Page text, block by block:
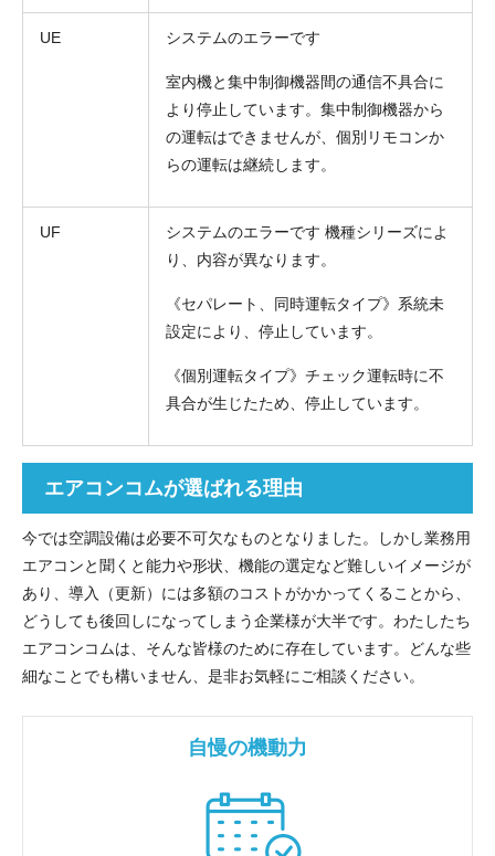
UE システムのエラーです
室内機と集中制御機器間の通信不具合に
より停止しています。集中制御機器から
の運転はできませんが、個別リモコンか
らの運転は継続します。
UF
システムのエラーです 機種シリーズによ
り、内容が異なります。
《セパレート、同時運転タイプ》系統未
設定により、停止しています。
《個別運転タイプ》チェック運転時に不
具合が生じたため、停止しています。
エアコンコムが選ばれる理由
今では空調設備は必要不可欠なものとなりました。しかし業務用
エアコンと聞くと能力や形状、機能の選定など難しいイメージが
あり、導入（更新）には多額のコストがかかってくることから、
どうしても後回しになってしまう企業様が大半です。わたしたち
エアコンコムは、そんな皆様のために存在しています。どんな些
細なことでも構いません、是非お気軽にご相談ください。
自慢の機動力